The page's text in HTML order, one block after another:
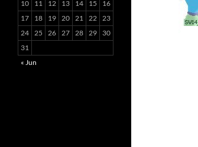
10
11 12 13 14 15
16
17
18 19 20 21 22 23
24 25 26 27 28 29
30
31
« Jun